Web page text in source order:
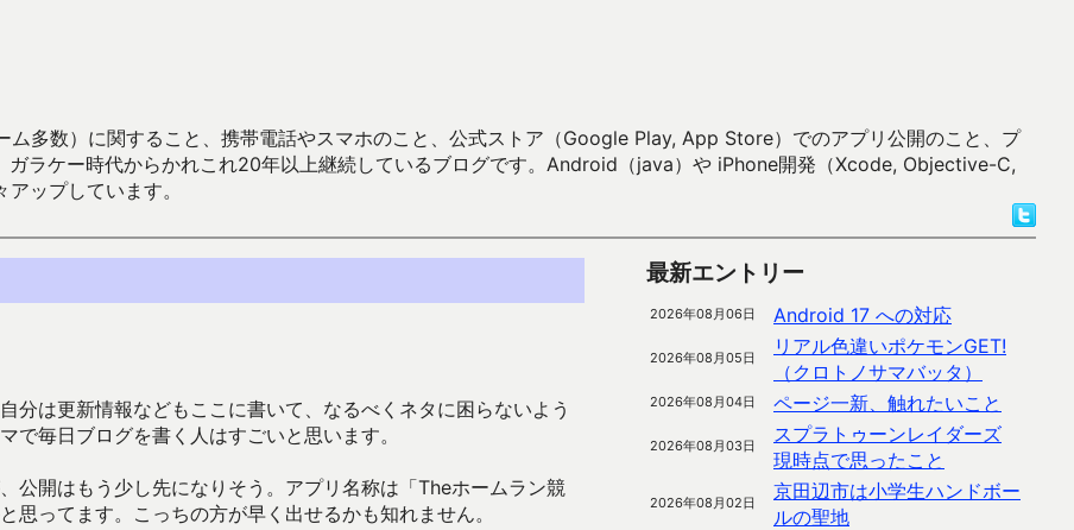
多数）に関すること、携帯電話やスマホのこと、公式ストア（Google Play, App Store）でのアプリ公開のこと、プ
ガラケー時代からかれこれ20年以上継続しているブログです。Android（java）や iPhone開発（Xcode, Objective-C,
ップしています。
分は更新情報などもここに書いて、なるべくネタに困らないよう
毎日ブログを書く人はすごいと思います。
公開はもう少し先になりそう。アプリ名称は「Theホームラン競
ってます。こっちの方が早く出せるかも知れません。
最新エントリー
2026年08月06日 Android 17 への対応
2026年08月05日
リアル色違いポケモンGET!
（クロトノサマバッタ）
2026年08月04日 ページ一新、触れたいこと
2026年08月03日
スプラトゥーンレイダーズ
現時点で思ったこと
2026年08月02日
京田辺市は小学生ハンドボー
ルの聖地